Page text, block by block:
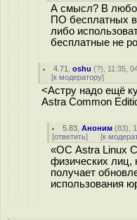
А смысл? В
ПО бесплатных
либо
бесплатные не
4.71 ,oshu (?), 11:35,
[к модератору]
<Астру надо ещё
Astra Common
5.83 ,Аноним (83),
[ответить] [к
«ОС Astra Linux
физических лиц,
получает
использования